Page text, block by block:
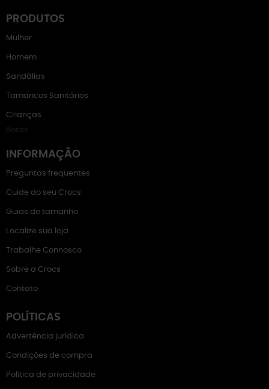
PRODUTOS
Mulher
Homem
Sandálias
Tamancos Sanitários
Crianças
Botas
INFORMAÇÃO
Preguntas frequentes
Cuide do seu Crocs
Guias de tamanho
Localize sua loja
Trabalhe Connosco
Sobre a Crocs
Contato
POLÍTICAS
Advertência jurídica
Condições de compra
Política de privacidade